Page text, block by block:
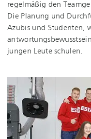
regelmäßig den
Die Planung und
Azubis und Studenten,
jungen Leute schulen.